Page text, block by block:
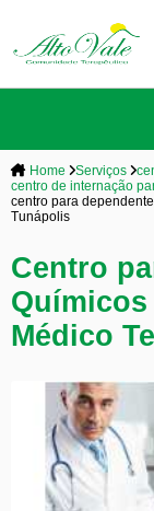
Home Serviços
centro de internação
centro para
Tunápolis
Centro
Médico